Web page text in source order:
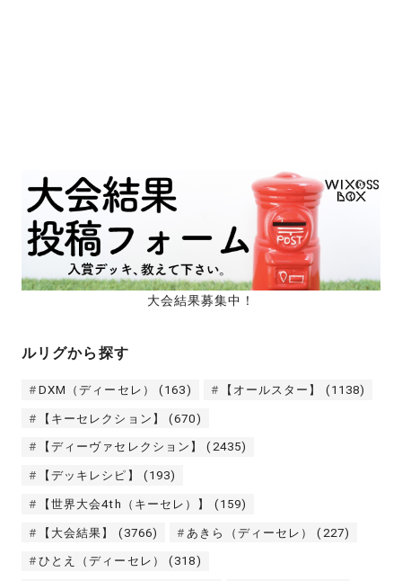
大会結果募集中！
ルリグから探す
DXM（ディーセレ） (163) 【オールスター】 (1138)
【キーセレクション】 (670)
【ディーヴァセレクション】 (2435)
【デッキレシピ】 (193)
【世界大会4th（キーセレ）】 (159)
【大会結果】 (3766) あきら（ディーセレ） (227)
ひとえ（ディーセレ） (318)